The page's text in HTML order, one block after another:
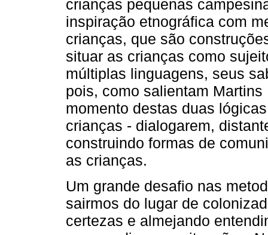
crianças pequenas
inspiração etnográfica com
crianças, que são
situar as crianças como
múltiplas linguagens, seus
pois, como salientam
momento destas duas
crianças - dialogarem,
construindo formas de
as crianças.
Um grande desafio nas
sairmos do lugar de
certezas e almejando